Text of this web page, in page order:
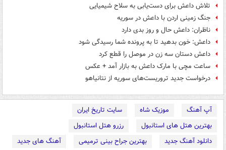
تلاش داعش برای دست‌یابی به سلاح شیمیایی
جنگ زمینی اردن با داعش در سوریه
ناظران: داعش حال و روز بدی دارد
داعش: خون بدهید تا به پرونده شما رسیدگی شود
داعش دستان سه زن در موصل را قطع کرد
ساعت مچی با مارک داعش به بازار آمد + عکس
درخواست جدید تروریست‌های سوریه از نتانیاهو
آپ آهنگ موزیک شاه
سایت تاریخ ایران
بهترین هتل های استانبول
رزرو هتل استانبول
دانلود آهنگ جدید
بهترین جراح بینی ترمیمی
آهنگ های جدید